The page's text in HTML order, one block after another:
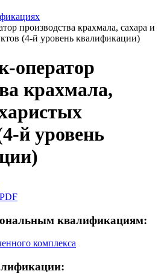
производства крахмала, сахара и
(4-й уровень квалификации)
оператор
крахмала,
й уровень
PDF
квалификациям:
комплекса